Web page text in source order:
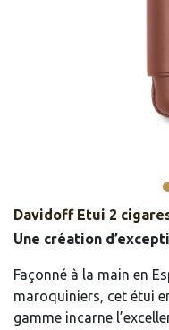
Davidoff Etui 2
Une création
Façonné à la main en
maroquiniers, cet étui
gamme incarne